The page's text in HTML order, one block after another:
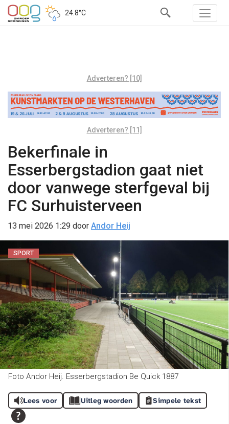
24.8°C
Adverteren? [10]
Adverteren? [11]
Bekerfinale in
Esserbergstadion gaat niet
door vanwege sterfgeval bij
FC Surhuisterveen
13 mei 2026 1:29 door Andor Heij
SPORT
Foto Andor Heij. Esserbergstadion Be Quick 1887
Lees voor Uitleg woorden Simpele tekst